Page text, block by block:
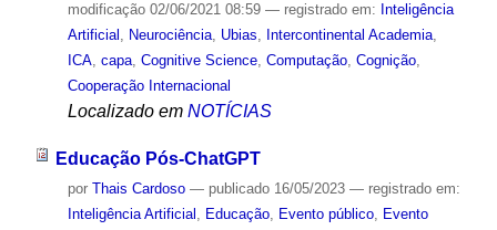
modificação02/06/2021 08:59 — registrado em: Inteligência
Artificial , Neurociência, Ubias, Intercontinental Academia,
ICA, capa, Cognitive Science, Computação, Cognição,
Cooperação Internacional
Localizado em NOTÍCIAS
Educação Pós-ChatGPT
por Thais Cardoso — publicado16/05/2023 — registrado em:
Inteligência Artificial , Educação, Evento público, Evento